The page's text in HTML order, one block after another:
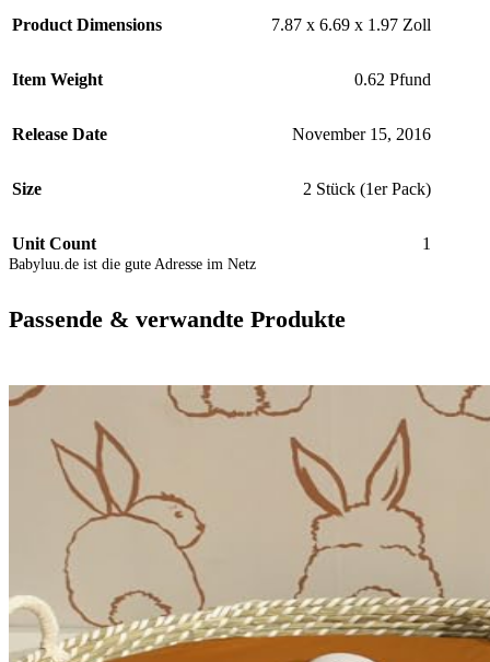
Product Dimensions 7.87 x 6.69 x 1.97 Zoll
Item Weight 0.62 Pfund
Release Date November 15, 2016
Size 2 Stück (1er Pack)
Unit Count 1
Babyluu.de ist die gute Adresse im Netz
Passende & verwandte Produkte